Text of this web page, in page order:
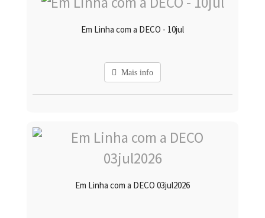
Em Linha com a DECO - 10jul
Mais info
Em Linha com a DECO 03jul2026